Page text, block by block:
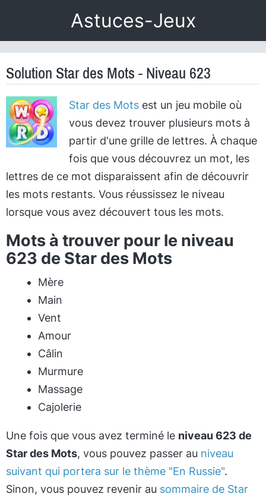
Astuces-Jeux
Solution Star des Mots - Niveau 623
Star des Motsest un jeu mobile où
vous devez trouver plusieurs mots à
partir d'une grille de lettres. À chaque
fois que vous découvrez un mot, les
lettres de ce mot disparaissent afin de découvrir
les mots restants. Vous réussissez le niveau
lorsque vous avez découvert tous les mots.
Mots à trouver pour le niveau
623 de Star des Mots
Mère
Main
Vent
Amour
Câlin
Murmure
Massage
Cajolerie
Une fois que vous avez terminé le niveau 623 de
Star des Mots, vous pouvez passer au niveau
suivant qui portera sur le thème "En Russie".
Sinon, vous pouvez revenir au sommaire de Star